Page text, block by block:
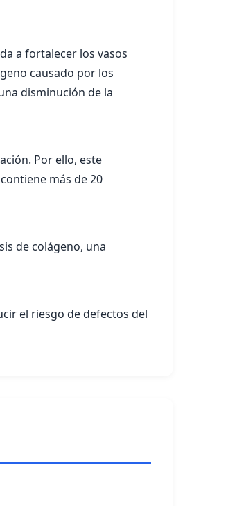
a fortalecer los vasos
causado por los
disminución de la
Por ello, este
más de 20
de colágeno, una
el riesgo de defectos del